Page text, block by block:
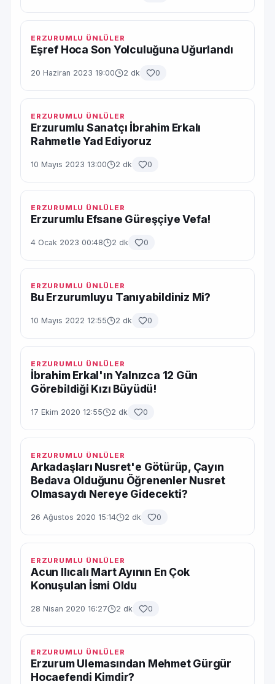
ERZURUMLU ÜNLÜLER
Eşref Hoca Son Yolculuğuna Uğurlandı
20 Haziran 2023 19:00 2 dk 0
ERZURUMLU ÜNLÜLER
Erzurumlu Sanatçı İbrahim Erkalı
Rahmetle Yad Ediyoruz
10 Mayıs 2023 13:00 2 dk 0
ERZURUMLU ÜNLÜLER
Erzurumlu Efsane Güreşçiye Vefa!
4 Ocak 2023 00:48 2 dk 0
ERZURUMLU ÜNLÜLER
Bu Erzurumluyu Tanıyabildiniz Mi?
10 Mayıs 2022 12:55 2 dk 0
ERZURUMLU ÜNLÜLER
İbrahim Erkal'ın Yalnızca 12 Gün
Görebildiği Kızı Büyüdü!
17 Ekim 2020 12:55 2 dk 0
ERZURUMLU ÜNLÜLER
Arkadaşları Nusret'e Götürüp, Çayın
Bedava Olduğunu Öğrenenler Nusret
Olmasaydı Nereye Gidecekti?
26 Ağustos 2020 15:14 2 dk 0
ERZURUMLU ÜNLÜLER
Acun Ilıcalı Mart Ayının En Çok
Konuşulan İsmi Oldu
28 Nisan 2020 16:27 2 dk 0
ERZURUMLU ÜNLÜLER
Erzurum Ulemasından Mehmet Gürgür
Hocaefendi Kimdir?